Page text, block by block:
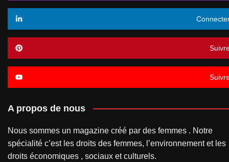
A propos de nous
Nous sommes un magazine créé par des femmes . Notre
spécialité c’est les droits des femmes, l’environnement et les
droits économiques , sociaux et culturels.